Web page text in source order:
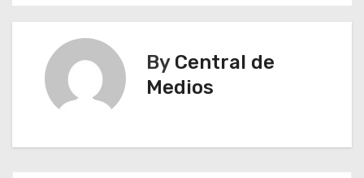
a
a
By Central de
Medios